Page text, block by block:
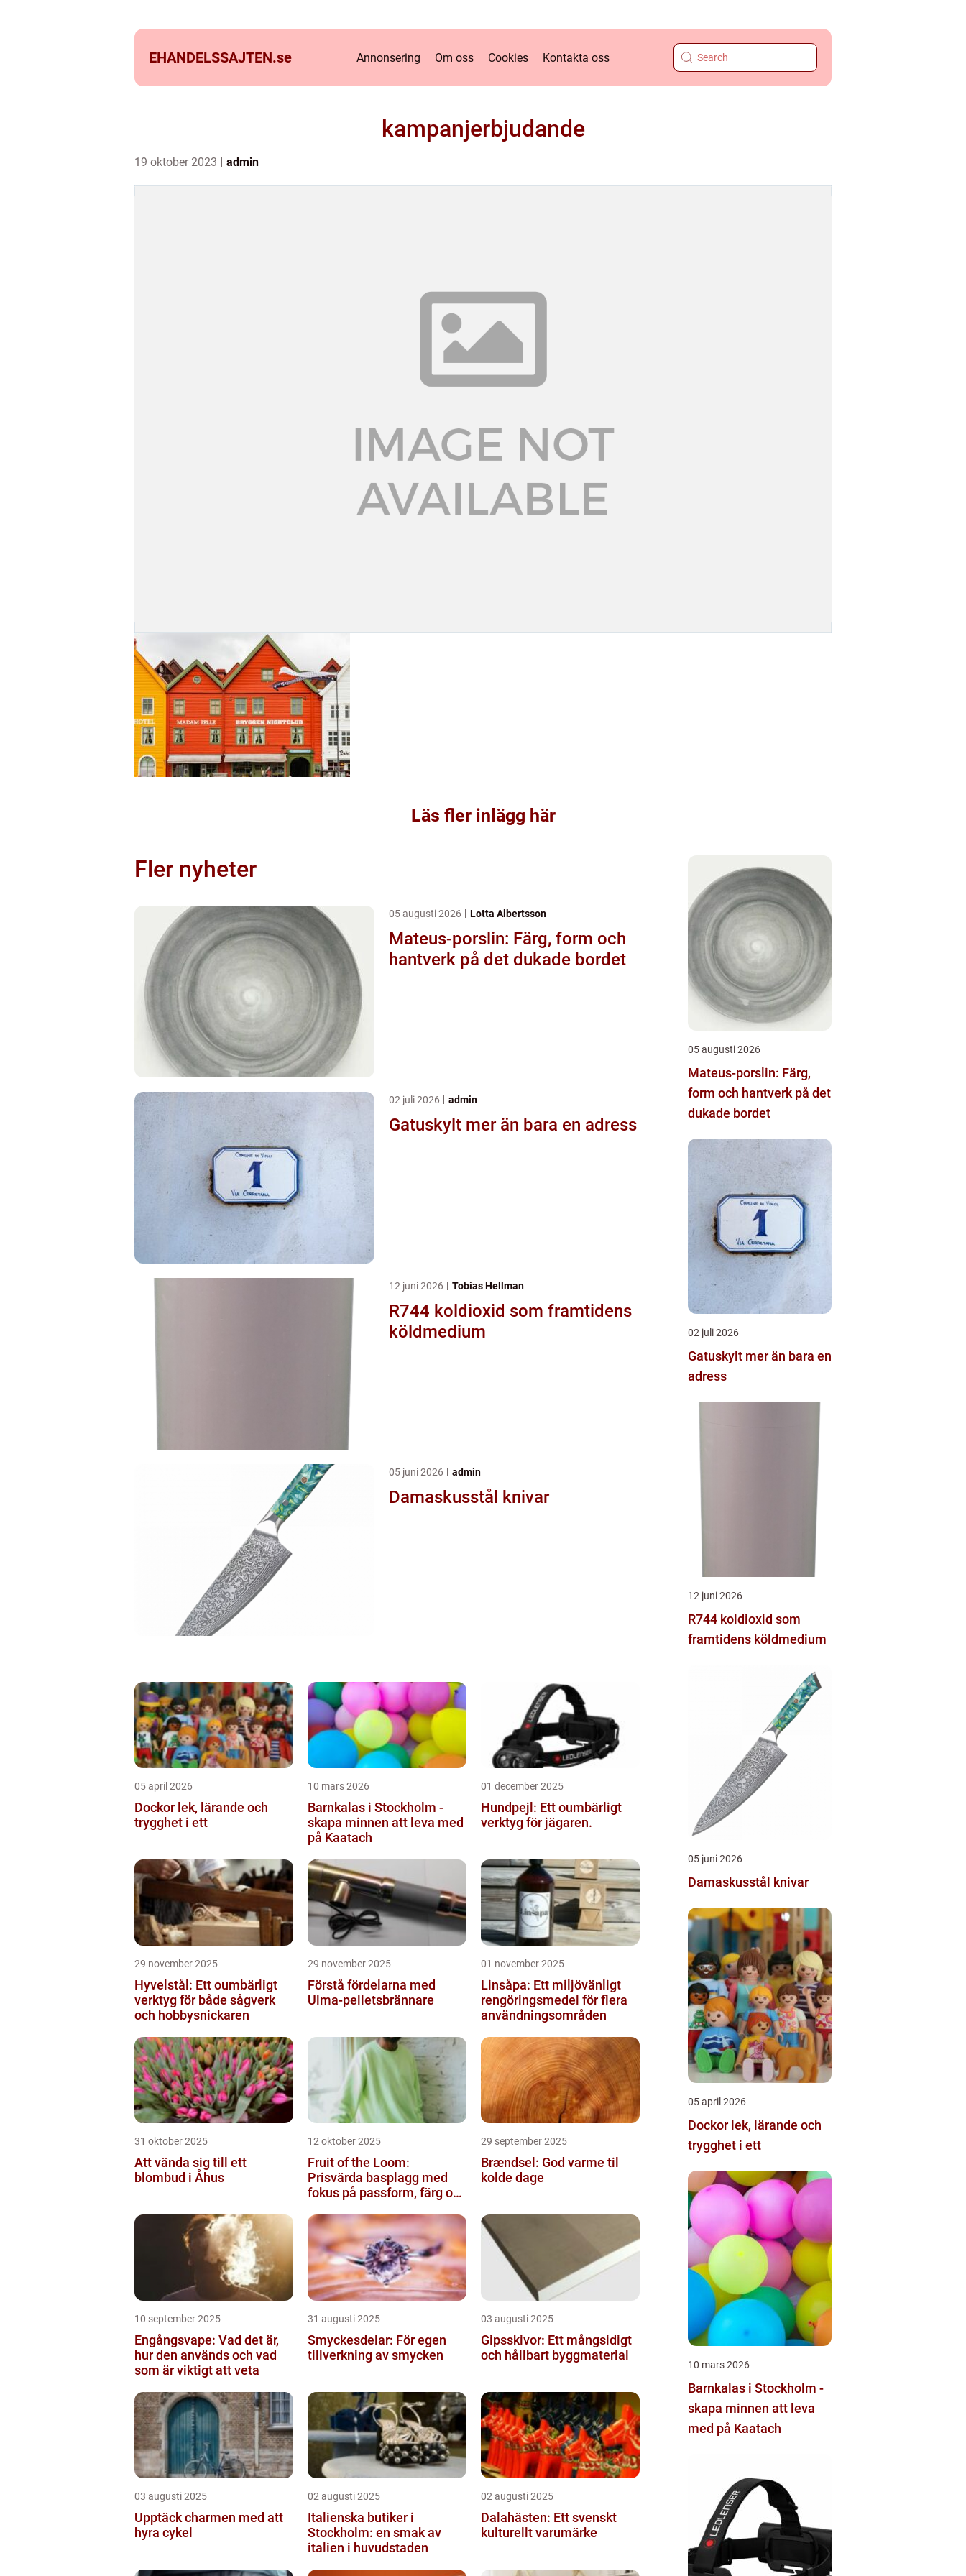
EHANDELSSAJTEN.se Annonsering Om oss Cookies Kontakta oss
kampanjerbjudande
19 oktober 2023 admin
Läs fler inlägg här
Fler nyheter
05 augusti 2026 Lotta Albertsson
Mateus-porslin: Färg, form och
hantverk på det dukade bordet
02 juli 2026 admin
Gatuskylt mer än bara en adress
12 juni 2026 Tobias Hellman
R744 koldioxid som framtidens
köldmedium
05 juni 2026 admin
Damaskusstål knivar
05 april 2026
Dockor lek, lärande och
trygghet i ett
10 mars 2026
Barnkalas i Stockholm -
skapa minnen att leva med
på Kaatach
01 december 2025
Hundpejl: Ett oumbärligt
verktyg för jägaren.
29 november 2025
Hyvelstål: Ett oumbärligt
verktyg för både sågverk
och hobbysnickaren
29 november 2025
Förstå fördelarna med
Ulma-pelletsbrännare
01 november 2025
Linsåpa: Ett miljövänligt
rengöringsmedel för flera
användningsområden
31 oktober 2025
Att vända sig till ett
blombud i Åhus
12 oktober 2025
Fruit of the Loom:
Prisvärda basplagg med
fokus på passform, färg och
29 september 2025
Brændsel: God varme til
kolde dage
10 september 2025
Engångsvape: Vad det är,
hur den används och vad
som är viktigt att veta
31 augusti 2025
Smyckesdelar: För egen
tillverkning av smycken
03 augusti 2025
Gipsskivor: Ett mångsidigt
och hållbart byggmaterial
03 augusti 2025
Upptäck charmen med att
hyra cykel
02 augusti 2025
Italienska butiker i
Stockholm: en smak av
italien i huvudstaden
02 augusti 2025
Dalahästen: Ett svenskt
kulturellt varumärke
05 augusti 2026
Mateus-porslin: Färg,
form och hantverk på det
dukade bordet
02 juli 2026
Gatuskylt mer än bara en
adress
12 juni 2026
R744 koldioxid som
framtidens köldmedium
05 juni 2026
Damaskusstål knivar
05 april 2026
Dockor lek, lärande och
trygghet i ett
10 mars 2026
Barnkalas i Stockholm -
skapa minnen att leva
med på Kaatach